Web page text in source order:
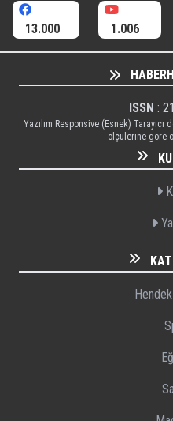
13.000 1.006
ISSN :
Yazılım Responsive (Esnek)
ölçülerine göre